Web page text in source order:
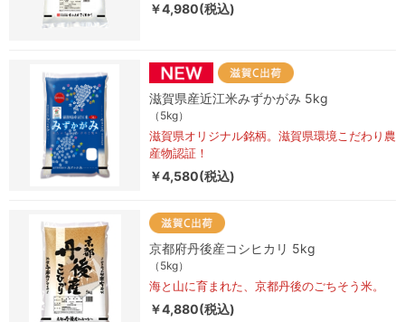
￥4,980(税込)
滋賀県産近江米みずかがみ 5kg
（5kg）
滋賀県オリジナル銘柄。滋賀県環境こだわり農
産物認証！
￥4,580(税込)
京都府丹後産コシヒカリ 5kg
（5kg）
海と山に育まれた、京都丹後のごちそう米。
￥4,880(税込)